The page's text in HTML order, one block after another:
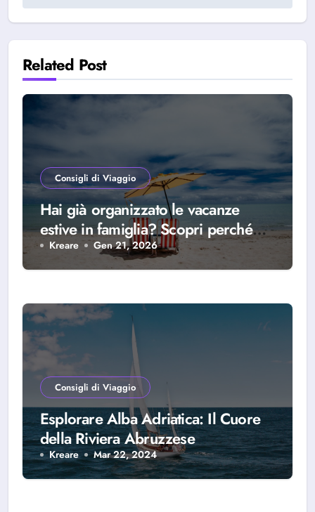
Related Post
Consigli di Viaggio
Hai già organizzato le vacanze
estive in famiglia? Scopri perché
scegliere Alba Adriatica
Kreare Gen 21, 2026
Consigli di Viaggio
Esplorare Alba Adriatica: Il Cuore
della Riviera Abruzzese
Kreare Mar 22, 2024